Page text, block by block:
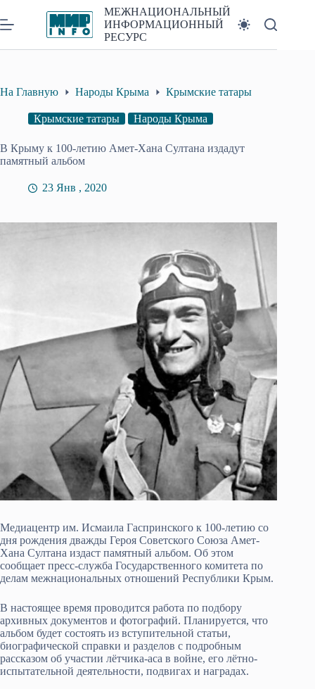
к
сути
МЕЖНАЦИОНАЛЬНЫЙ
ИНФОРМАЦИОННЫЙ
РЕСУРС
На Главную Народы Крыма Крымские татары
Крымские татары Народы Крыма
В Крыму к 100-летию Амет-Хана Султана издадут
памятный альбом
23 Янв , 2020
Медиацентр им. Исмаила Гаспринского к 100-летию со
дня рождения дважды Героя Советского Союза Амет-
Хана Султана издаст памятный альбом. Об этом
сообщает пресс-служба Государственного комитета по
делам межнациональных отношений Республики Крым.
В настоящее время проводится работа по подбору
архивных документов и фотографий. Планируется, что
альбом будет состоять из вступительной статьи,
биографической справки и разделов с подробным
рассказом об участии лётчика-аса в войне, его лётно-
испытательной деятельности, подвигах и наградах.